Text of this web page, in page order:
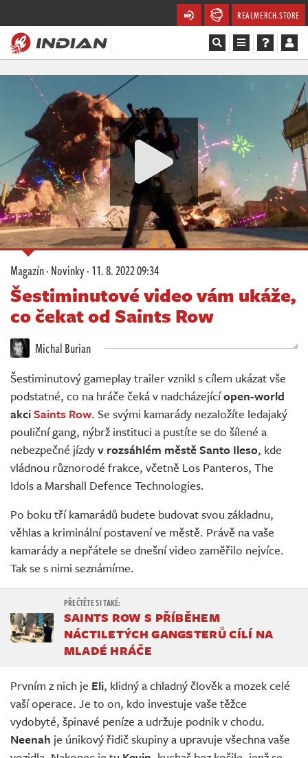
REALMERCH.STORE
Magazín
Recenze
Videa
Soutěže
Databáze
Komunita
Redakce
Živě
Magazín·Novinky·11. 8. 2022 09:34
Šestiminutové video vám ukáže,
co čekat od Saints Row
Michal Burian
Šestiminutový gameplay trailer vznikl s cílem ukázat vše
podstatné, co na hráče čeká v nadcházejícíopen-world
akciSaints Row. Se svými kamarády nezaložíte ledajaký
pouliční gang, nýbrž instituci a pustíte se do šílené a
nebezpečné jízdyv rozsáhlém městě Santo Ileso, kde
vládnou různorodé frakce, včetně Los Panteros, The
Idols a Marshall Defence Technologies.
Po boku tří kamarádů budete budovat svou základnu,
věhlas a kriminální postavení ve městě. Právě na vaše
kamarády a nepřátele se dnešní video zaměřilo nejvíce.
Tak se s nimi seznámíme.
SAINTS ROW S PŘÍBĚHEM
NÁCTILETÝCH GANGSTERŮ CÍLÍ NA
MLADÉ HRÁČE
Prvním z nich je Eli, klidný a chladný člověk a mozek celé
vaší operace. Je to on, kdo investuje vaše těžce
vydobyté, špinavé peníze a udržuje podnik v chodu.
Neenah je únikový řidič skupiny a upravuje všechna vaše